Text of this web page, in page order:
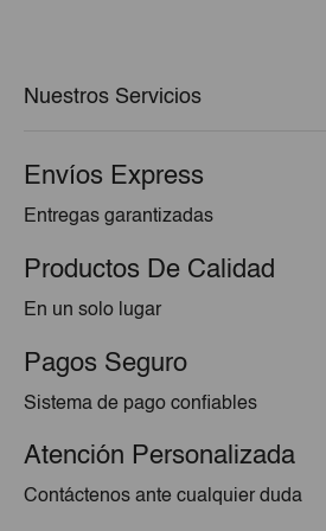
Nuestros Servicios
Envíos Express
Entregas garantizadas
Productos De Calidad
En un solo lugar
Pagos Seguro
Sistema de pago confiables
Atención Personalizada
Contáctenos ante cualquier duda